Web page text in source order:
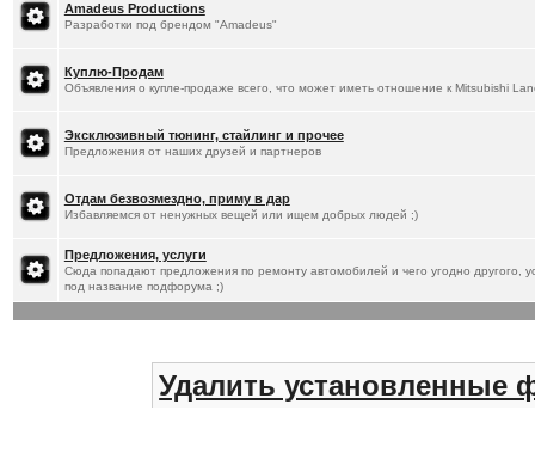
Amadeus Productions
Разработки под брендом "Amadeus"
Куплю-Продам
Объявления о купле-продаже всего, что может иметь отношение к Mitsubishi
Эксклюзивный тюнинг, стайлинг и прочее
Предложения от наших друзей и партнеров
Отдам безвозмездно, приму в дар
Избавляемся от ненужных вещей или ищем добрых людей ;)
Предложения, услуги
Сюда попадают предложения по ремонту автомобилей и чего угодно другого,
под название подфорума ;)
Удалить установленные